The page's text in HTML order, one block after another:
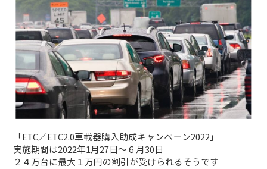
「ETC／ETC2.0車載器購入助成キャンペーン2022」
実施期間は2022年1月27日～６月30日
２４万台に最大１万円の割引が受けられるそうです